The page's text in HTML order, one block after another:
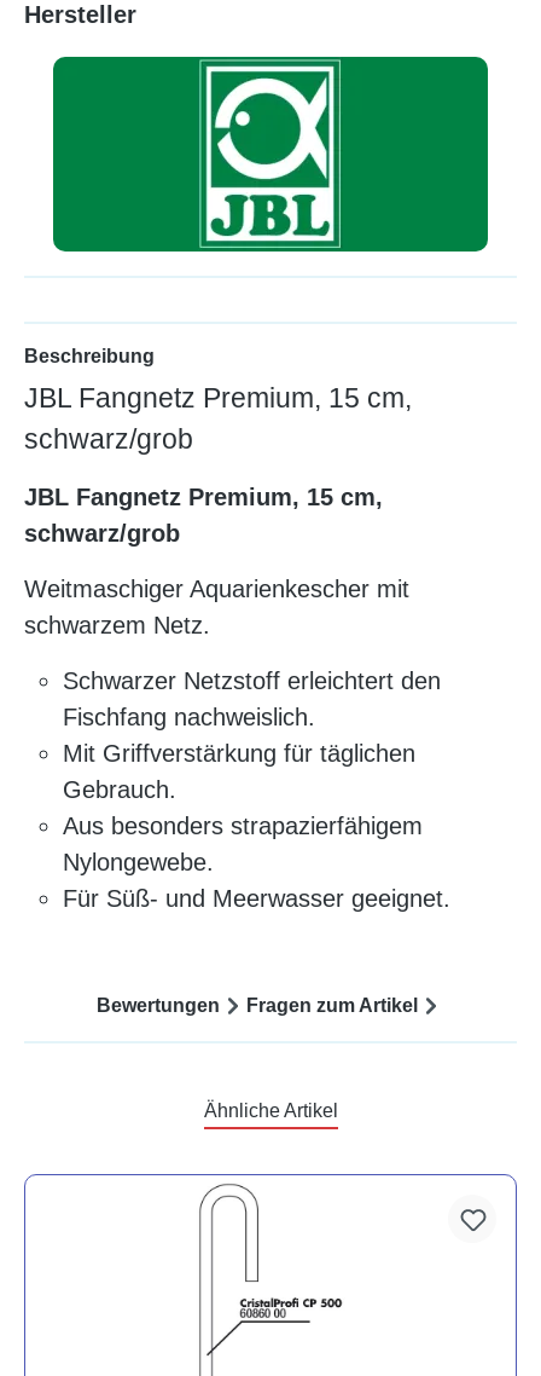
Hersteller
Beschreibung
JBL Fangnetz Premium, 15 cm,
schwarz/grob
JBL Fangnetz Premium, 15 cm,
schwarz/grob
Weitmaschiger Aquarienkescher mit
schwarzem Netz.
Schwarzer Netzstoff erleichtert den
Fischfang nachweislich.
Mit Griffverstärkung für täglichen
Gebrauch.
Aus besonders strapazierfähigem
Nylongewebe.
Für Süß- und Meerwasser geeignet.
Bewertungen Fragen zum Artikel
Ähnliche Artikel